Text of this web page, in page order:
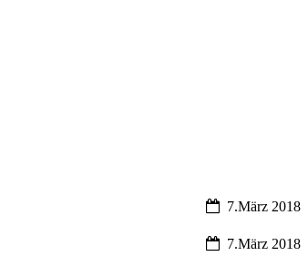
7.März 2018
7.März 2018